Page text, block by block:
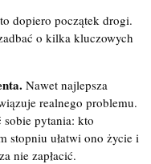
dopiero początek drogi.
o kilka kluczowych
Nawet najlepsza
realnego problemu.
sobie pytania: kto
stopniu ułatwi ono życie i
nie zapłacić.